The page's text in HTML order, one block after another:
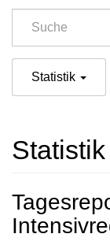
Statistik
Statistik